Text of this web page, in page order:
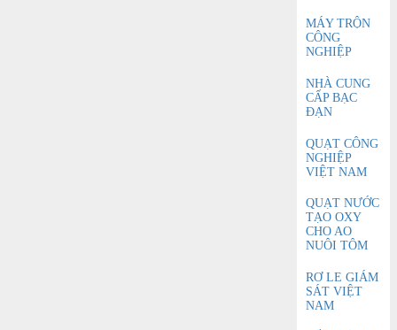
MÁY TRỘN
CÔNG
NGHIỆP
NHÀ CUNG
CẤP BẠC
ĐẠN
QUẠT CÔNG
NGHIỆP
VIỆT NAM
QUẠT NƯỚC
TẠO OXY
CHO AO
NUÔI TÔM
RƠ LE GIÁM
SÁT VIỆT
NAM